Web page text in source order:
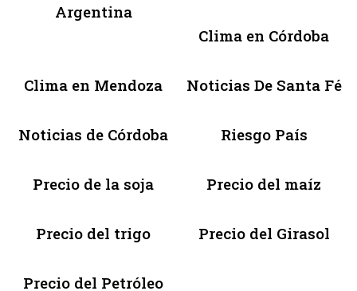
Argentina
Clima en Córdoba
Clima en Mendoza Noticias De Santa Fé
Noticias de Córdoba Riesgo País
Precio de la soja Precio del maíz
Precio del trigo Precio del Girasol
Precio del Petróleo